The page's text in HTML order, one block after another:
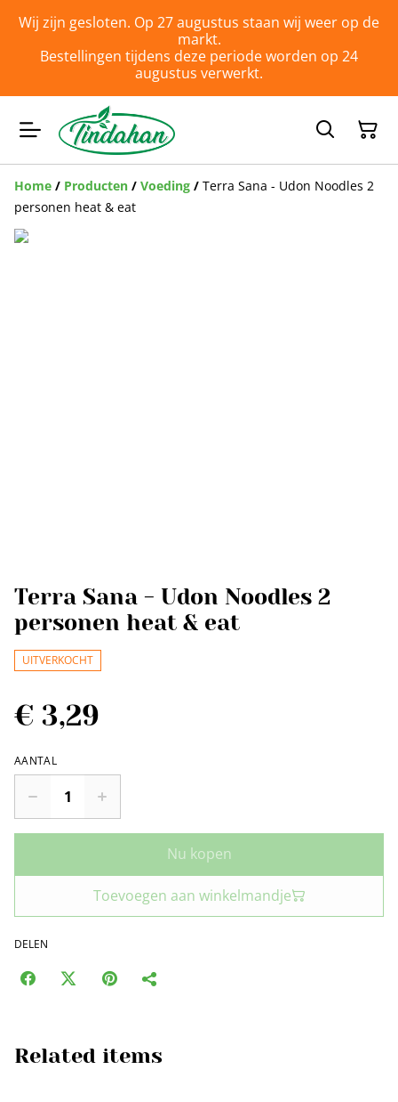
Wij zijn gesloten. Op 27 augustus staan wij weer op de
markt.
Bestellingen tijdens deze periode worden op 24
augustus verwerkt.
Home / Producten / Voeding / Terra Sana - Udon Noodles 2
personen heat & eat
Terra Sana - Udon Noodles 2
personen heat & eat
UITVERKOCHT
€ 3,29
AANTAL
Nu kopen
Toevoegen aan winkelmandje
DELEN
Related items